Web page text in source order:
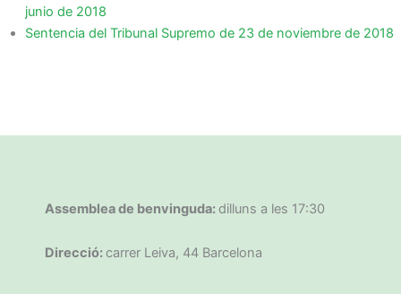
junio de 2018
Sentencia del Tribunal Supremo de 23 de noviembre de 2018
Assemblea de benvinguda: dilluns a les 17:30
Direcció: carrer Leiva, 44 Barcelona